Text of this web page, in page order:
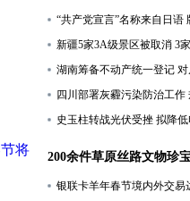
“共产党宣言”名称来自日语
新疆5家3A级景区被取消 3
湖南筹备不动产统一登记
四川部署灰霾污染防治工
史玉柱转战光伏受挫 拟降
200余件草原丝路文物珍
银联卡羊年春节境内外交易